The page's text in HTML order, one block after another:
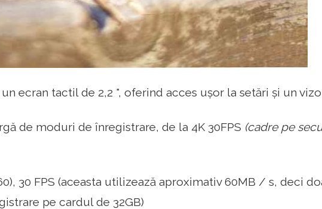
ecran tactil de 2,2 ", oferind acces ușor la setări și un
de moduri de înregistrare, de la 4K 30FPS (cadre pe
30 FPS (aceasta utilizează aproximativ 60MB / s, deci
pe cardul de 32GB)